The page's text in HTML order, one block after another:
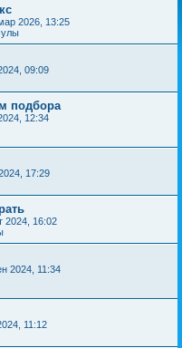
2026, 13:25
09:09
подбора
12:34
17:29
2024, 16:02
2024, 11:34
11:12